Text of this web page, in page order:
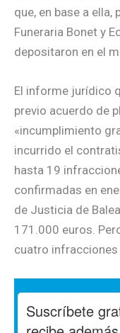
que, en base a
Funeraria Bonet y
depositaron en el
El informe jurídico
previo acuerdo de
«incumplimiento
incurrido el
hasta 19
confirmadas en
de Justicia de
171.000 euros.
cuatro